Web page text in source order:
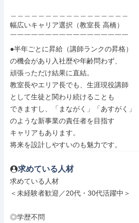
幅広いキャリア選択（教室長 高橋）
￣￣￣￣￣￣￣￣￣￣￣￣￣￣￣￣￣
●半年ごとに昇給（講師ランクの昇格）
の機会があり入社歴や年齢問わず、
頑張っただけ結果に直結。
教室長やエリア長でも、生涯現役講師
として生徒と関わり続けることも
できますし、「まながく」「あすがく」
のような新事業の責任者を目指す
キャリアもあります。
将来を設計しやすいのも魅力です。
求めている人材
求めている人材
＜未経験者歓迎／20代・30代活躍中＞
◎学歴不問